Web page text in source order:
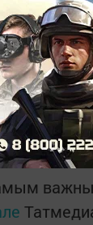
от
лагерь в
каждый
также